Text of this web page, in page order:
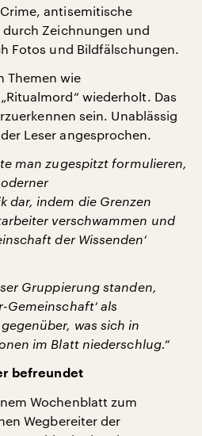
antisemitische
Zeichnungen und
Fotos und Bildfälschungen.
Themen wie
wiederholt. Das
sein. Unablässig
Leser angesprochen.
man zugespitzt formulieren,
dar, indem die Grenzen
verschwammen und
der Wissenden‘
Gruppierung standen,
Gemeinschaft‘ als
was sich in
im Blatt niederschlug.“
befreundet
Wochenblatt zum
Wegbereiter der